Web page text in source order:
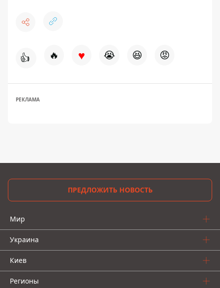
👍 🔥 ♥ 😭 😆 😡
РЕКЛАМА
ПРЕДЛОЖИТЬ НОВОСТЬ
Мир
Украина
Киев
Регионы